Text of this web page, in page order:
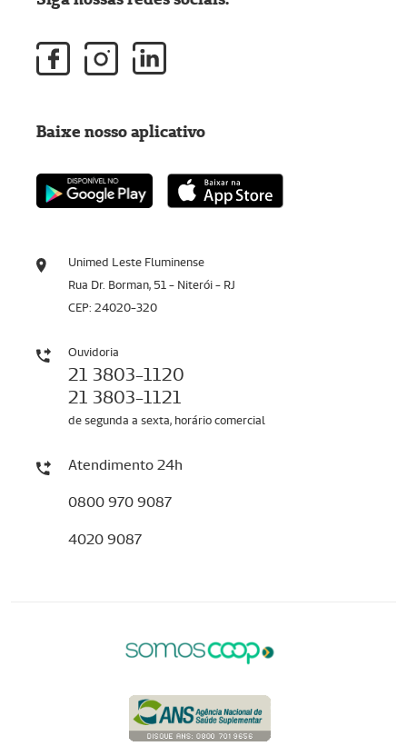
Unimed Leste Fluminense
Rua Dr. Borman, 51 - Niterói - RJ
CEP: 24020-320
Ouvidoria
21 3803-1120
21 3803-1121
de segunda a sexta, horário comercial
Atendimento 24h
0800 970 9087
4020 9087
Baixe nosso aplicativo